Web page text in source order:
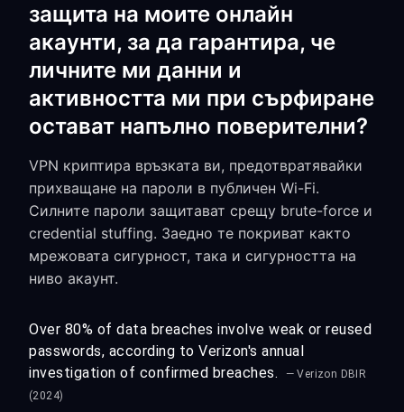
защита на моите онлайн
акаунти, за да гарантира, че
личните ми данни и
активността ми при сърфиране
остават напълно поверителни?
VPN криптира връзката ви, предотвратявайки
прихващане на пароли в публичен Wi-Fi.
Силните пароли защитават срещу brute-force и
credential stuffing. Заедно те покриват както
мрежовата сигурност, така и сигурността на
ниво акаунт.
Over 80% of data breaches involve weak or reused
passwords, according to Verizon's annual
investigation of confirmed breaches.
— Verizon DBIR
(2024)